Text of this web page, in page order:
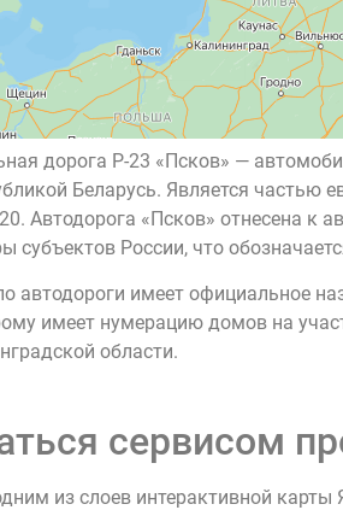
дорога Р-23 «Псков» —
Беларусь. Является частью
Автодорога «Псков» отнесена
субъектов России, что
автодороги имеет официальное
имеет нумерацию домов на
области.
сервисом
из слоев интерактивной